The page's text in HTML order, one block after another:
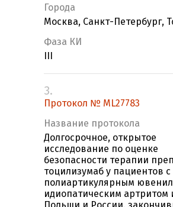
Города
Москва, Санкт-Петербург,
Фаза КИ
3.
Протокол № ML27783
Название протокола
Долгосрочное, открытое
исследование по оценке
безопасности терапии
тоцилизумаб у пациентов с
полиартикулярным
идиопатическим артритом